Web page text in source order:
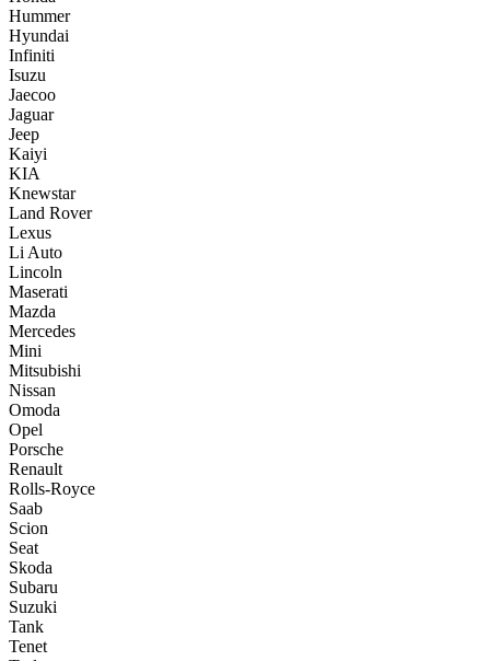
Hummer
Hyundai
Infiniti
Isuzu
Jaecoo
Jaguar
Jeep
Kaiyi
KIA
Knewstar
Land Rover
Lexus
Li Auto
Lincoln
Maserati
Mazda
Mercedes
Mini
Mitsubishi
Nissan
Omoda
Opel
Porsche
Renault
Rolls-Royce
Saab
Scion
Seat
Skoda
Subaru
Suzuki
Tank
Tenet